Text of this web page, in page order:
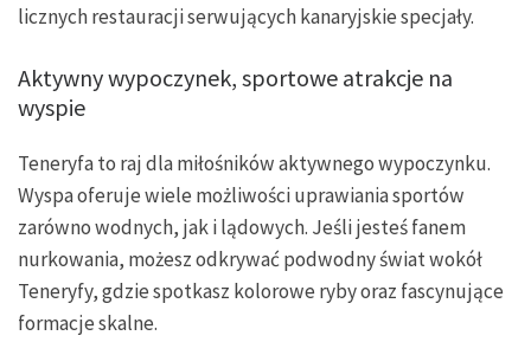
licznych restauracji serwujących kanaryjskie specjały.
Aktywny wypoczynek, sportowe atrakcje na
wyspie
Teneryfa to raj dla miłośników aktywnego wypoczynku.
Wyspa oferuje wiele możliwości uprawiania sportów
zarówno wodnych, jak i lądowych. Jeśli jesteś fanem
nurkowania, możesz odkrywać podwodny świat wokół
Teneryfy, gdzie spotkasz kolorowe ryby oraz fascynujące
formacje skalne.